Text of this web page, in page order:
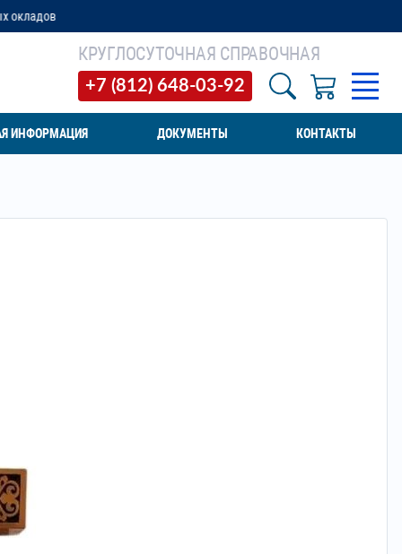
КРУГЛОСУТОЧНАЯ СПРАВОЧНАЯ
+7 (812) 648-03-92
ИНФОРМАЦИЯ ДОКУМЕНТЫ КОНТАКТЫ